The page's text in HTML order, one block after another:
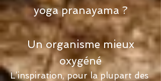
yoga pranayama ?
Un organisme mieux
oxygéné
L’inspiration, pour la plupart des